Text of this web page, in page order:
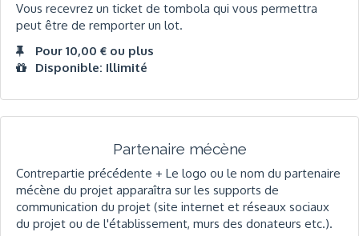
Vous recevrez un ticket de tombola qui vous permettra
peut être de remporter un lot.
Pour 10,00 € ou plus
Disponible: Illimité
Partenaire mécène
Contrepartie précédente + Le logo ou le nom du partenaire
mécène du projet apparaîtra sur les supports de
communication du projet (site internet et réseaux sociaux
du projet ou de l'établissement, murs des donateurs etc.).